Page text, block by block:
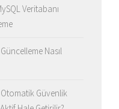
Veritabanı
Nasıl
Otomatik Güvenlik